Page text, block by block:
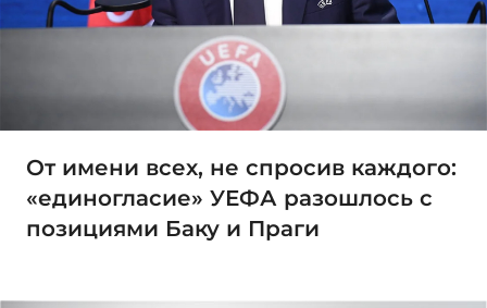
От имени всех, не спросив каждого:
«единогласие» УЕФА разошлось с
позициями Баку и Праги